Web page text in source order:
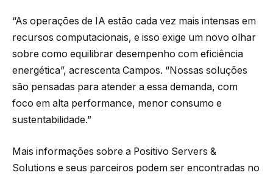
“As operações de IA estão cada vez mais intensas em
recursos computacionais, e isso exige um novo olhar
sobre como equilibrar desempenho com eficiência
energética”, acrescenta Campos. “Nossas soluções
são pensadas para atender a essa demanda, com
foco em alta performance, menor consumo e
sustentabilidade.”
Mais informações sobre a Positivo Servers &
Solutions e seus parceiros podem ser encontradas no